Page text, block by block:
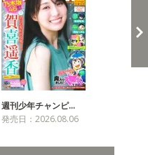
週刊少年チャンピ…
発売日：2026.08.06